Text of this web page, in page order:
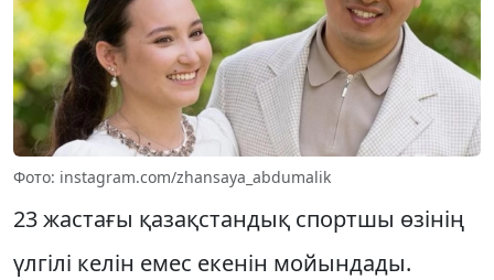
Фото: instagram.com/zhansaya_abdumalik
23 жастағы қазақстандық спортшы өзінің
үлгілі келін емес екенін мойындады.